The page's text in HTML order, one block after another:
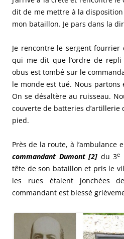
dit de me mettre à la
mon bataillon. Je pars dans la
Je rencontre le sergent fourrier
qui me dit que l’ordre de repli
obus est tombé sur le
le monde est tué. Nous partons
On se désaltère au ruisseau.
couverte de batteries
pied.
Près de la route, à l’ambulance
commandant Dumont [2] du 3e
tête de son bataillon et pris le
les rues étaient jonchées
commandant est blessé